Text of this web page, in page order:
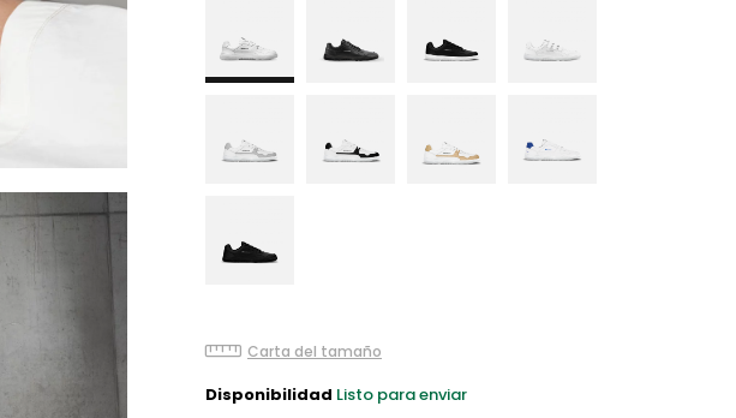
Carta del tamaño
Disponibilidad Listo para enviar